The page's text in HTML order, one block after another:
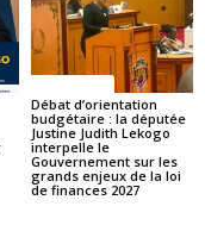
Débat d’orientation
budgétaire : la députée
Justine Judith Lekogo
interpelle le
Gouvernement sur les
grands enjeux de la loi
de finances 2027